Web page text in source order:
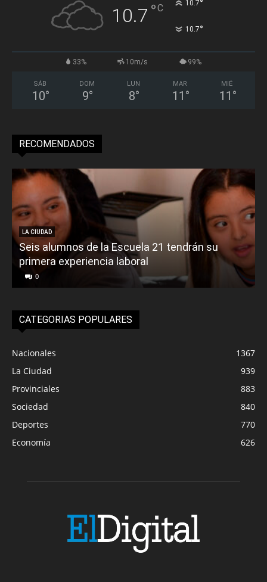
10.7 °C 10.7°
10.7°
33% 10m/s 99%
SÁB
10°
DOM
9°
LUN
8°
MAR
11 °
MIÉ
11 °
RECOMENDADOS
LA CIUDAD
Seis alumnos de la Escuela 21 tendrán su
primera experiencia laboral
0
CATEGORIAS POPULARES
Nacionales
1367
La Ciudad
939
Provinciales
883
Sociedad
840
Deportes
770
Economía
626